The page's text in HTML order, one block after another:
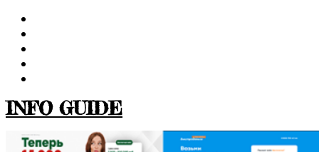
INFO GUIDE